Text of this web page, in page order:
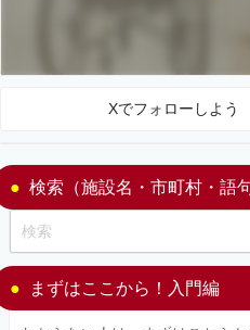
Xでフォローしよう
検索（施設名・市町村・語句
まずはここから！入門編